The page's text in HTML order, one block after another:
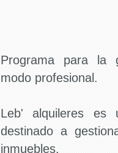
Programa para la
modo profesional.
Leb' alquileres es
destinado a
inmuebles.